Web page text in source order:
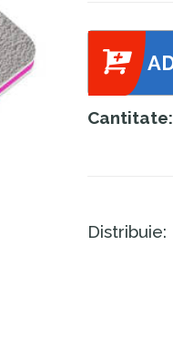
Cantitate:
Distribuie: